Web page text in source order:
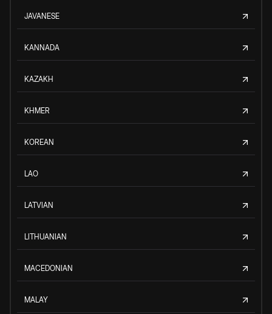
JAVANESE
KANNADA
KAZAKH
KHMER
KOREAN
LAO
LATVIAN
LITHUANIAN
MACEDONIAN
MALAY